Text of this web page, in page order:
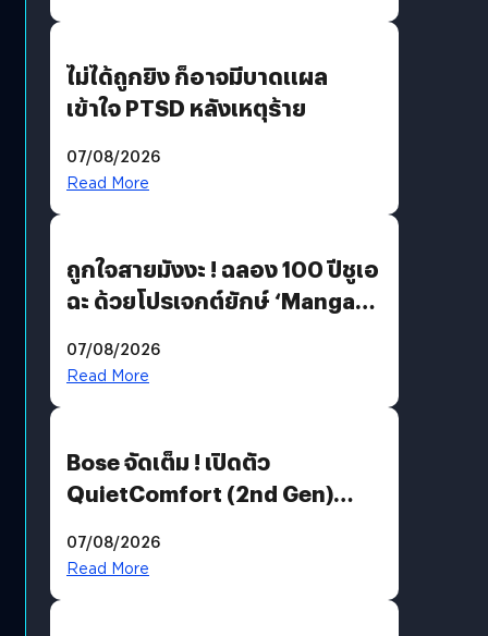
ไม่ได้ถูกยิง ก็อาจมีบาดแผล
เข้าใจ PTSD หลังเหตุร้าย
07/08/2026
Read More
ถูกใจสายมังงะ ! ฉลอง 100 ปีชูเอ
ฉะ ด้วยโปรเจกต์ยักษ์ ‘Manga
มีภาษาไทยด้วย
07/08/2026
Read More
Bose จัดเต็ม ! เปิดตัว
QuietComfort (2nd Gen)
07/08/2026
Read More